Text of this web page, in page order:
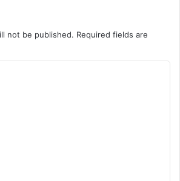
not be published. Required fields are